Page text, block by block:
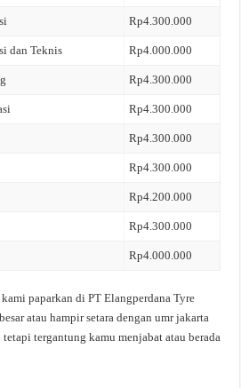
Rp4.300.000
dan Teknis Rp4.000.000
Rp4.300.000
Rp4.300.000
Rp4.300.000
Rp4.300.000
Rp4.200.000
Rp4.300.000
Rp4.000.000
paparkan di PT Elangperdana Tyre
atau hampir setara dengan umr jakarta
tergantung kamu menjabat atau berada